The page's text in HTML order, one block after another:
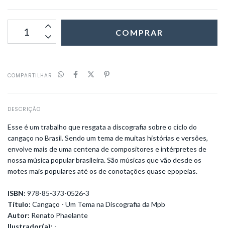
COMPARTILHAR
DESCRIÇÃO
Esse é um trabalho que resgata a discografia sobre o ciclo do
cangaço no Brasil. Sendo um tema de muitas histórias e versões,
envolve mais de uma centena de compositores e intérpretes de
nossa música popular brasileira. São músicas que vão desde os
motes mais populares até os de conotações quase epopeias.
ISBN: 978-85-373-0526-3
Título: Cangaço - Um Tema na Discografia da Mpb
Autor: Renato Phaelante